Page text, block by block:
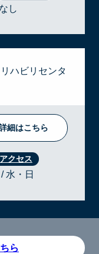
し
ハビリセンタ
細はこちら
水・日
ら